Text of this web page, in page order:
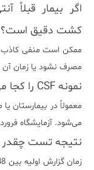
اگر بیمار قبلاً
کشت دقیق است؟
ممکن است منفی کاذب
مصرف نشود یا زمان آن
نمونه CSF را کجا می‌توان گرفت؟
معمولاً در بیمارستان
می‌شود. آزمایشگاه
نتیجه تست